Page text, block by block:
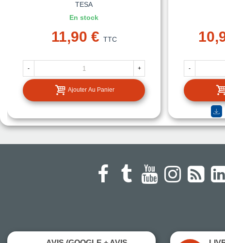
TESA
En stock
11,90 € TTC
- +
Ajouter Au Panier
-